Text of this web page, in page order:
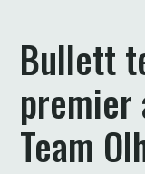
Bullett
premier
Team